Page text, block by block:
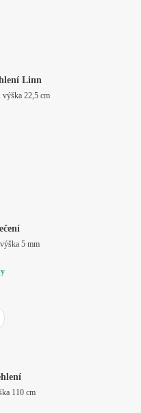
Linn
výška 22,5 cm
5 mm
110 cm